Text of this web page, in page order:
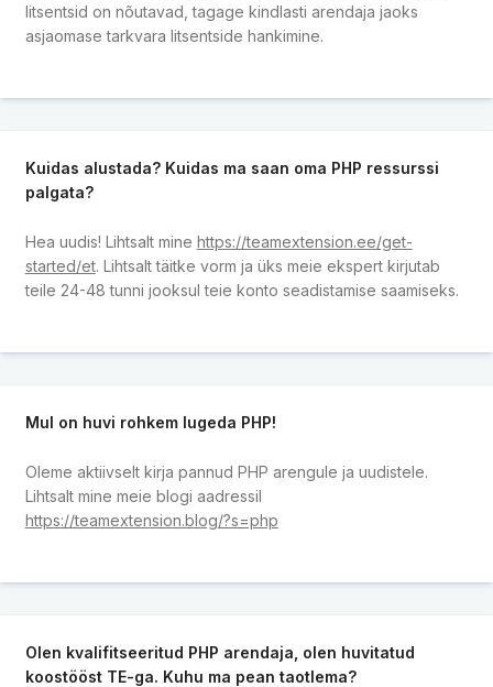
litsentsid on nõutavad, tagage kindlasti arendaja jaoks
asjaomase tarkvara litsentside hankimine.
Kuidas alustada? Kuidas ma saan oma PHP ressurssi
palgata?
Hea uudis! Lihtsalt mine https://teamextension.ee/get-
started/et. Lihtsalt täitke vorm ja üks meie ekspert kirjutab
teile 24-48 tunni jooksul teie konto seadistamise saamiseks.
Mul on huvi rohkem lugeda PHP!
Oleme aktiivselt kirja pannud PHP arengule ja uudistele.
Lihtsalt mine meie blogi aadressil
https://teamextension.blog/?s=php
Olen kvalifitseeritud PHP arendaja, olen huvitatud
koostööst TE-ga. Kuhu ma pean taotlema?